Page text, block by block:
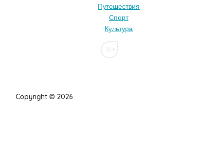
Путешествия
Спорт
Культура
Copyright © 2026